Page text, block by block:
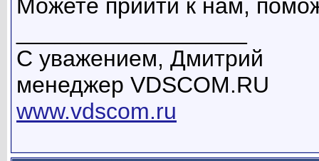
Можете прийти к нам,
C уважением, Дмитрий
менеджер VDSCOM.RU
www.vdscom.ru